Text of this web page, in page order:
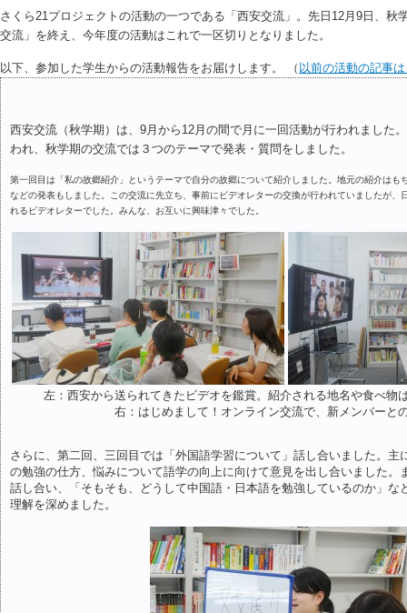
さくら21プロジェクトの活動の一つである「西安交流」。先日12月9日、秋
交流」を終え、今年度の活動はこれで一区切りとなりました。
以下、参加した学生からの活動報告をお届けします。 （ 以前の活動の記事
西安交流（秋学期）は、9月から12月の間で月に一回活動が行われました
われ、秋学期の交流では３つのテーマで発表・質問をしました。
第一回目は「私の故郷紹介」というテーマで自分の故郷について紹介しました。地元の紹介はも
などの発表もしました。この交流に先立ち、事前にビデオレターの交換が行われていましたが、
れるビデオレターでした。みんな、お互いに興味津々でした。
左：西安から送られてきたビデオを鑑賞。紹介される地名や食べ物
右：はじめまして！オンライン交流で、新メンバーと
さらに、第二回、三回目では「外国語学習について」話し合いました。主
の勉強の仕方、悩みについて語学の向上に向けて意見を出し合いました。
話し合い、「そもそも、どうして中国語・日本語を勉強しているのか」な
理解を深めました。